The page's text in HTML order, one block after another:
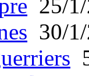
25/
30/